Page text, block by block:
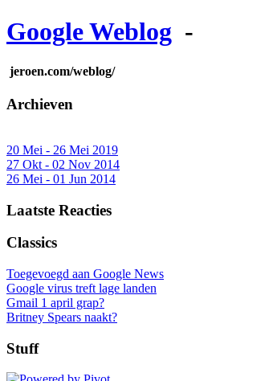
Google Weblog -
jeroen.com/weblog/
Archieven
20 Mei - 26 Mei 2019
27 Okt - 02 Nov 2014
26 Mei - 01 Jun 2014
Laatste Reacties
Classics
Toegevoegd aan Google News
Google virus treft lage landen
Gmail 1 april grap?
Britney Spears naakt?
Stuff